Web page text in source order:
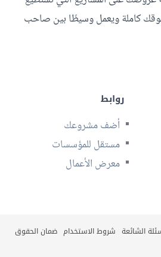
كاملة ويعمل وسيطًا بين صاحب
روابط
أضف مشروعك
مستقل للمؤسسات
معرض الأعمال
الشائعة شروط الاستخدام ضمان الحقوق